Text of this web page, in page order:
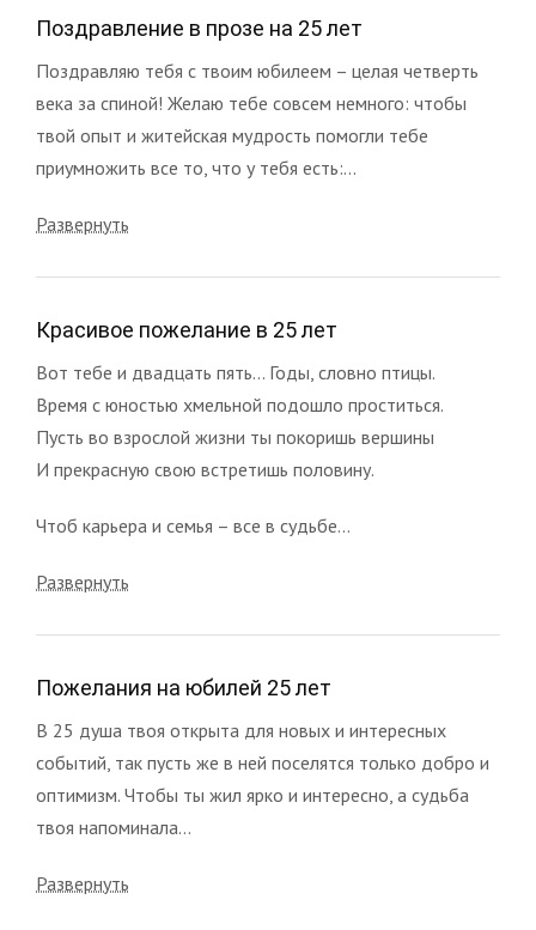
Поздравление в прозе на 25 лет
Поздравляю тебя с твоим юбилеем – целая четверть
века за спиной! Желаю тебе совсем немного: чтобы
твой опыт и житейская мудрость помогли тебе
приумножить все то, что у тебя есть:...
Развернуть
Красивое пожелание в 25 лет
Вот тебе и двадцать пять... Годы, словно птицы.
Время с юностью хмельной подошло проститься.
Пусть во взрослой жизни ты покоришь вершины
И прекрасную свою встретишь половину.
Чтоб карьера и семья – все в судьбе...
Развернуть
Пожелания на юбилей 25 лет
В 25 душа твоя открыта для новых и интересных
событий, так пусть же в ней поселятся только добро и
оптимизм. Чтобы ты жил ярко и интересно, а судьба
твоя напоминала...
Развернуть